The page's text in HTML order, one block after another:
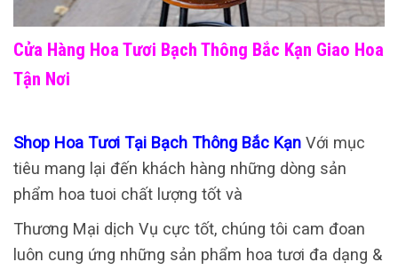
Cửa Hàng Hoa Tươi Bạch Thông Bắc Kạn Giao Hoa
Tận Nơi
Shop Hoa Tươi Tại Bạch Thông Bắc Kạn Với mục
tiêu mang lại đến khách hàng những dòng sản
phẩm hoa tuoi chất lượng tốt và
Thương Mại dịch Vụ cực tốt, chúng tôi cam đoan
luôn cung ứng những sản phẩm hoa tươi đa dạng &